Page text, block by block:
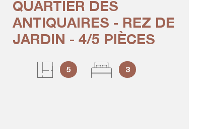
CRÉER
ALERTE
QUARTIER DES
ANTIQUAIRES - REZ DE
JARDIN - 4/5 PIÈCES
5 3